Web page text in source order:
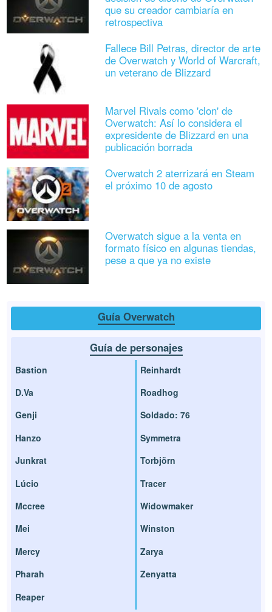
que su creador cambiaría en
retrospectiva
Fallece Bill Petras, director de arte
de Overwatch y World of Warcraft,
un veterano de Blizzard
Marvel Rivals como 'clon' de
Overwatch: Así lo considera el
expresidente de Blizzard en una
publicación borrada
Overwatch 2 aterrizará en Steam
el próximo 10 de agosto
Overwatch sigue a la venta en
formato físico en algunas tiendas,
pese a que ya no existe
Guía Overwatch
Guía de personajes
Bastion
D.Va
Genji
Hanzo
Junkrat
Lúcio
Mccree
Mei
Mercy
Pharah
Reaper
Reinhardt
Roadhog
Soldado: 76
Symmetra
Torbjörn
Tracer
Widowmaker
Winston
Zarya
Zenyatta